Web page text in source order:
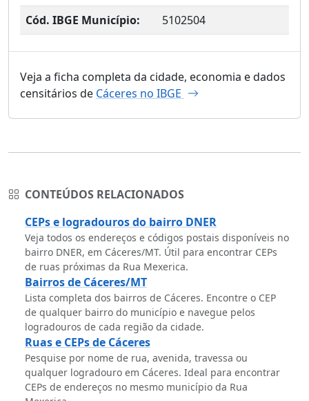
Cód. IBGE Município: 5102504
Veja a ficha completa da cidade, economia e dados
censitários de Cáceres no IBGE
CONTEÚDOS RELACIONADOS
CEPs e logradouros do bairro DNER
Veja todos os endereços e códigos postais disponíveis no
bairro DNER, em Cáceres/MT. Útil para encontrar CEPs
de ruas próximas da Rua Mexerica.
Bairros de Cáceres/MT
Lista completa dos bairros de Cáceres. Encontre o CEP
de qualquer bairro do município e navegue pelos
logradouros de cada região da cidade.
Ruas e CEPs de Cáceres
Pesquise por nome de rua, avenida, travessa ou
qualquer logradouro em Cáceres. Ideal para encontrar
CEPs de endereços no mesmo município da Rua